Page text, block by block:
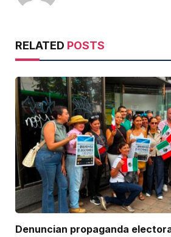
RELATED POSTS
Denuncian propaganda